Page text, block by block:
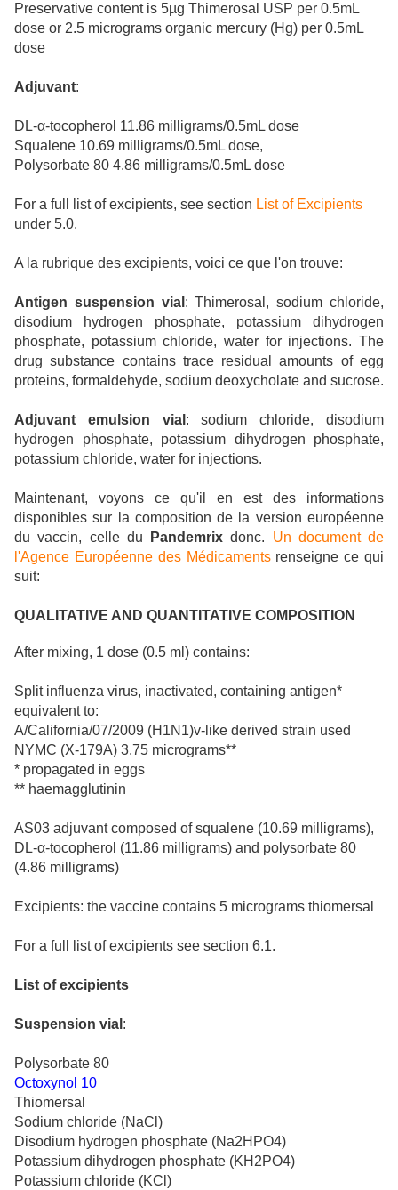
Preservative content is 5µg Thimerosal USP per 0.5mL
dose or 2.5 micrograms organic mercury (Hg) per 0.5mL
dose
Adjuvant:
DL-α-tocopherol 11.86 milligrams/0.5mL dose
Squalene 10.69 milligrams/0.5mL dose,
Polysorbate 80 4.86 milligrams/0.5mL dose
For a full list of excipients, see section List of Excipients
under 5.0.
A la rubrique des excipients, voici ce que l'on trouve:
Antigen suspension vial : Thimerosal, sodium chloride,
disodium hydrogen phosphate, potassium dihydrogen
phosphate, potassium chloride, water for injections. The
drug substance contains trace residual amounts of egg
proteins, formaldehyde, sodium deoxycholate and sucrose.
Adjuvant emulsion vial : sodium chloride, disodium
hydrogen phosphate, potassium dihydrogen phosphate,
potassium chloride, water for injections.
Maintenant, voyons ce qu'il en est des informations
disponibles sur la composition de la version européenne
du vaccin, celle du
Pandemrix donc. Un document de
l'Agence Européenne des Médicamentsrenseigne ce qui
suit:
QUALITATIVE AND QUANTITATIVE COMPOSITION
After mixing, 1 dose (0.5 ml) contains:
Split influenza virus, inactivated, containing antigen*
equivalent to:
A/California/07/2009 (H1N1)v-like derived strain used
NYMC (X-179A) 3.75 micrograms**
* propagated in eggs
** haemagglutinin
AS03 adjuvant composed of squalene (10.69 milligrams),
DL-α-tocopherol (11.86 milligrams) and polysorbate 80
(4.86 milligrams)
Excipients: the vaccine contains 5 micrograms thiomersal
For a full list of excipients see section 6.1.
List of excipients
Suspension vial :
Polysorbate 80
Octoxynol 10
Thiomersal
Sodium chloride (NaCl)
Disodium hydrogen phosphate (Na2HPO4)
Potassium dihydrogen phosphate (KH2PO4)
Potassium chloride (KCl)